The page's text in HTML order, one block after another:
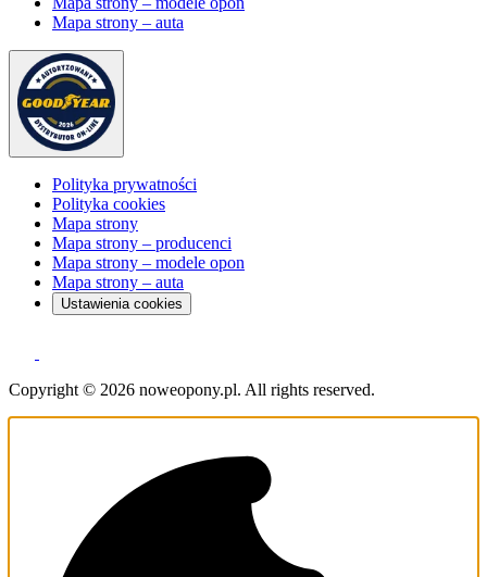
Mapa strony – auta
Polityka prywatności
Polityka cookies
Mapa strony
Mapa strony – producenci
Mapa strony – modele opon
Mapa strony – auta
Ustawienia cookies
Copyright © 2026 noweopony.pl. All rights reserved.